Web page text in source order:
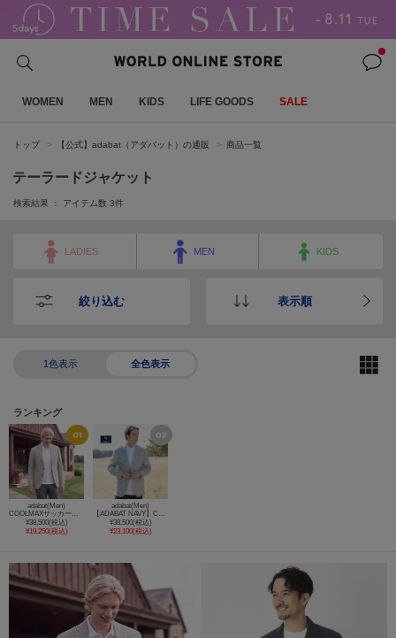
WOMEN MEN KIDS LIFE GOODS SALE
トップ 【公式】adabat（アダバット）の通販 商品一覧
テーラードジャケット
検索結果 ： アイテム数 3件
LADIES MEN KIDS
絞り込む 表示順
1色表示 全色表示
ランキング
adabat(Men)
¥38,500(税込)
¥19,250(税込)
adabat(Men)
¥38,500(税込)
¥23,100(税込)